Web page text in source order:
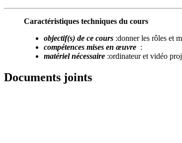
Caractéristiques techniques du cours
objectif(s) de ce cours :donner les rôles et
compétences mises en œuvre :
matériel nécessaire :ordinateur et vidéo
Documents joints